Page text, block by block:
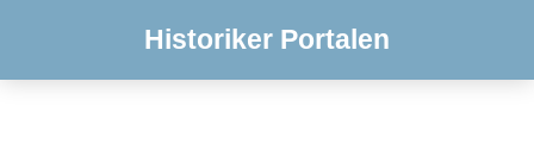
Historiker Portalen